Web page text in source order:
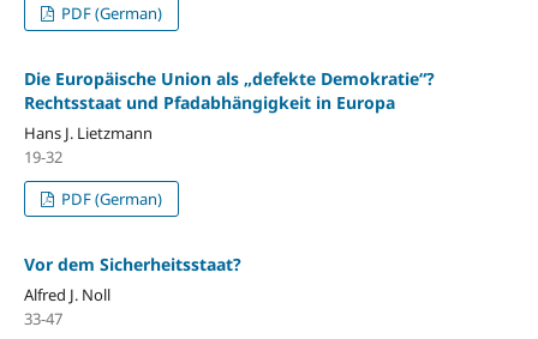
PDF (German)
Die Europäische Union als „defekte Demokratie“?
Rechtsstaat und Pfadabhängigkeit in Europa
Hans J. Lietzmann
19-32
PDF (German)
Vor dem Sicherheitsstaat?
Alfred J. Noll
33-47